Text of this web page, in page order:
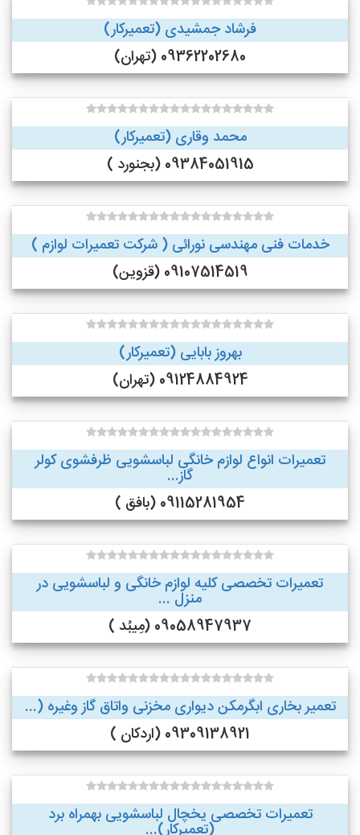
فرشاد جمشیدی (تعمیرکار)
09362202680 (تهران)
محمد وقاری (تعمیرکار)
09384051915 (بجنورد )
خدمات فنی مهندسی نورائی ( شرکت تعمیرات لوازم )
09107514519 (قزوین)
بهروز بابایی (تعمیرکار)
09124884924 (تهران)
تعمیرات انواع لوازم خانگی لباسشویی ظرفشوی کولر
گاز...
09115281954 (بافق )
تعمیرات تخصصی کلیه لوازم خانگی و لباسشویی در
منزل ...
09058947937 (مِیبُد )
تعمیر بخاری ابگرمکن دیواری مخزنی واتاق گاز وغیره (...
09309138921 (اردکان )
تعمیرات تخصصی یخچال لباسشویی بهمراه برد
(تعمیرکار)...